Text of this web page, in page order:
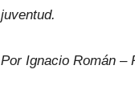
juventud.
Por Ignacio Román –